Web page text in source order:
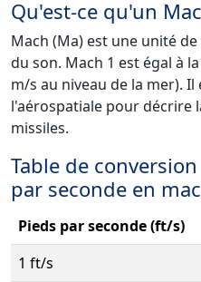
Qu'est-ce qu'un
Mach (Ma) est une unité
du son. Mach 1 est égal à
m/s au niveau de la mer).
l'aérospatiale pour décrire
missiles.
Table de
par seconde en
Pieds par seconde (ft/s)
1 ft/s